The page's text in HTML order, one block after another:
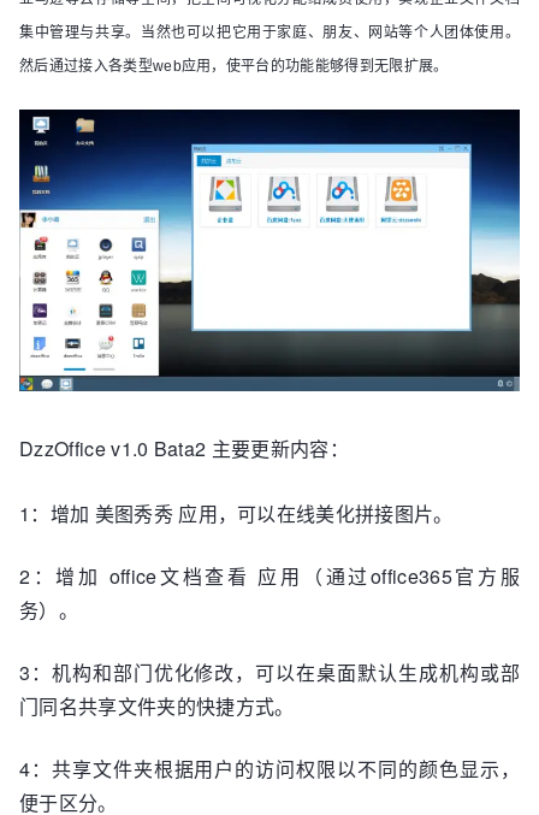
集中管理与共享。当然也可以把它用于家庭、朋友、网站等个人团体使用。
然后通过接入各类型web应用，使平台的功能能够得到无限扩展。
DzzOffice v1.0 Bata2 主要更新内容：
1：增加 美图秀秀 应用，可以在线美化拼接图片。
2：增加 office文档查看 应用（通过office365官方服
务）。
3：机构和部门优化修改，可以在桌面默认生成机构或部
门同名共享文件夹的快捷方式。
4：共享文件夹根据用户的访问权限以不同的颜色显示，
便于区分。